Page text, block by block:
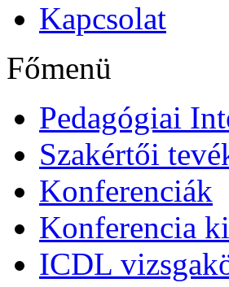
Kapcsolat
Főmenü
Pedagógiai
Szakértői
Konferenciák
Konferencia
ICDL